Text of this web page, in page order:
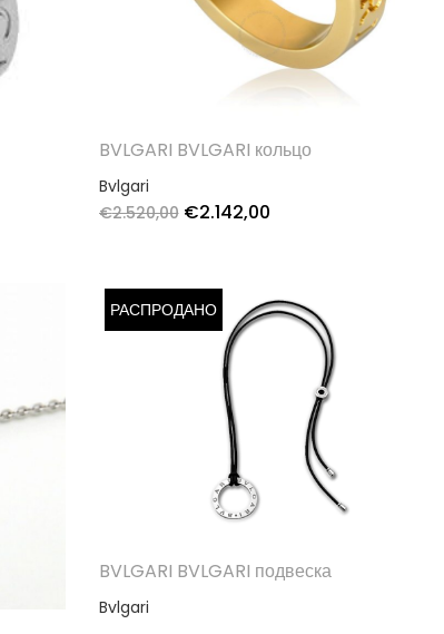
BVLGARI BVLGARI кольцо
Bvlgari
€2.520,00 €2.142,00
РАСПРОДАНО
BVLGARI BVLGARI подвеска
Bvlgari